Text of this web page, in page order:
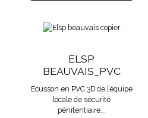
ELSP
BEAUVAIS_PVC
Ecusson en PVC 3D de l’équipe
locale de sécurité
pénitentiaire...